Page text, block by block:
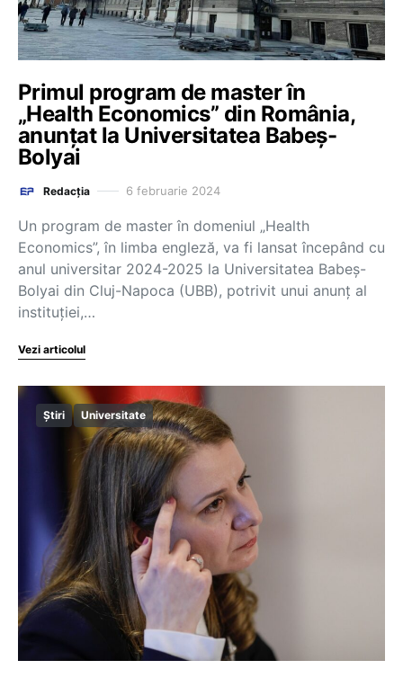
Primul program de master în
„Health Economics” din România,
anunțat la Universitatea Babeș-
Bolyai
Redacția 6 februarie 2024
Un program de master în domeniul „Health
Economics”, în limba engleză, va fi lansat începând cu
anul universitar 2024-2025 la Universitatea Babeș-
Bolyai din Cluj-Napoca (UBB), potrivit unui anunț al
instituției,…
Vezi articolul
Știri Universitate